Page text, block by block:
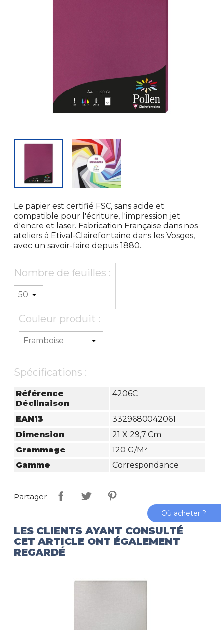
Le papier est certifié FSC, sans acide et
compatible pour l'écriture, l'impression jet
d'encre et laser. Fabrication Française dans nos
ateliers à Etival-Clairefontaine dans les Vosges,
avec un savoir-faire depuis 1880.
Nombre de feuilles :
Couleur produit :
Spécifications :
Référence
Déclinaison
4206C
EAN13
3329680042061
Dimension
21 X 29,7 Cm
Grammage
120 G/m²
Gamme
Correspondance
Partager
LES CLIENTS AYANT CONSULTÉ
CET ARTICLE ONT ÉGALEMENT
REGARDÉ
Où acheter ?